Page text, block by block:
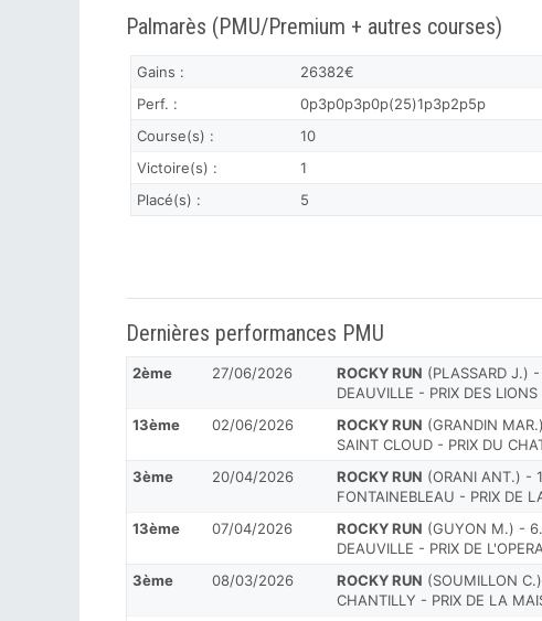
Palmarès (PMU/Premium + autres courses)
Gains :
26382€
Perf. :
0p3p0p3p0p(25)1p3p2p5p
Course(s) :
10
Victoire(s) :
1
Placé(s) :
5
Dernières performances PMU
2ème 27/06/2026 ROCKY RUN (PLASSARD J.)
DEAUVILLE - PRIX DES
13ème
02/06/2026 ROCKY RUN (GRANDIN
SAINT CLOUD - PRIX DU
3ème
20/04/2026 ROCKY RUN (ORANI ANT.) -
FONTAINEBLEAU - PRIX DE
13ème
07/04/2026 ROCKY RUN (GUYON M.) -
DEAUVILLE - PRIX DE
3ème
08/03/2026 ROCKY RUN (SOUMILLON
CHANTILLY - PRIX DE LA